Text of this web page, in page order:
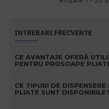
INTREBARI FRECVENTE
CE AVANTAJE OFERĂ
PENTRU PROSOAPE
CE TIPURI DE
PLIATE SUNT DISPONIBILE?